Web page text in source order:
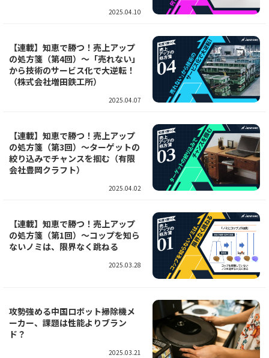
2025.04.10
【連載】知恵で勝つ！売上アップ
の処方箋（第4回）～「売れない」
から技術のサービス化で大逆転！
（株式会社増田鉄工所）
2025.04.07
【連載】知恵で勝つ！売上アップ
の処方箋（第3回）～ターゲットの
絞り込みでチャンスを掴む（有限
会社豊岡クラフト）
2025.04.02
【連載】知恵で勝つ！売上アップ
の処方箋（第1回）～コップを知ら
ないノミは、限界なく跳ねる
2025.03.28
攻勢強める中国ロボット掃除機メ
ーカー、課題は性能よりブラン
ド？
2025.03.21